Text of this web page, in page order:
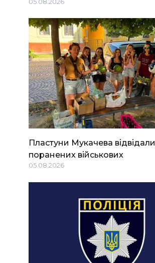
Пластуни Мукачева відвідали
поранених військових
05.08.2026